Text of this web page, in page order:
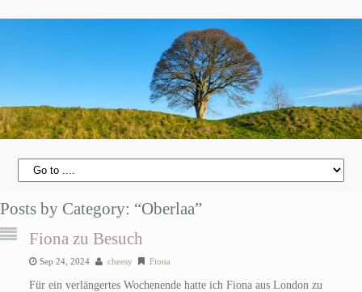
Posts by Category: “Oberlaa”
Fiona zu Besuch
Sep 24, 2024 cheesy Fiona
Für ein verlängertes Wochenende hatte ich Fiona aus London zu